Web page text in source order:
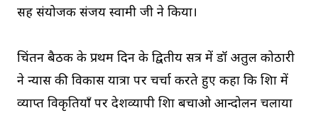
सह संयोजक संजय स्वामी जी ने किया।
चिंतन बैठक के प्रथम दिन के द्वितीय सत्र में डॉ अतुल कोठारी
ने न्यास की विकास यात्रा पर चर्चा करते हुए कहा कि शिक्षा में
व्याप्त विकृतियाँ पर देशव्यापी शिक्षा बचाओ आन्दोलन चलाया